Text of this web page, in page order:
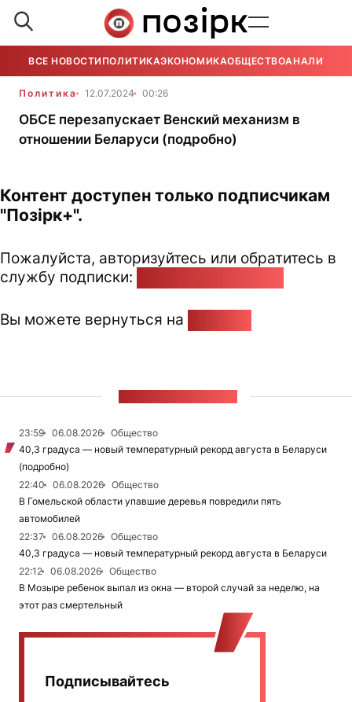
ВСЕ НОВОСТИ ПОЛИТИКАЭКОНОМИКАОБЩЕСТВОАНАЛИТИКА
Политика 12.07.2024 00:26
ОБСЕ перезапускает Венский механизм в
отношении Беларуси (подробно)
Контент доступен только подписчикам
"Позірк+".
Пожалуйста, авторизуйтесь или обратитесь в
службу подписки:
Вы можете вернуться на
23:59 06.08.2026
Общество
40,3 градуса — новый температурный рекорд августа в Беларуси
(подробно)
22:40
06.08.2026
Общество
В Гомельской области упавшие деревья повредили пять
автомобилей
22:37
06.08.2026
Общество
40,3 градуса — новый температурный рекорд августа в Беларуси
22:12
06.08.2026
Общество
В Мозыре ребенок выпал из окна — второй случай за неделю, на
этот раз смертельный
Подписывайтесь